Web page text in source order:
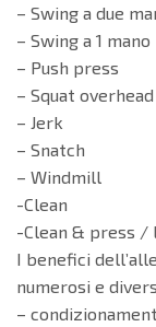
– Swing a due
– Swing a 1 mano
– Push press
– Squat overhead
– Jerk
– Snatch
– Windmill
-Clean
-Clean & press /
I benefici
numerosi e
–